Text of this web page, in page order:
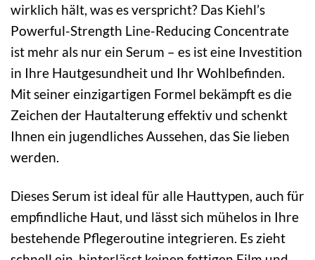
wirklich hält, was es verspricht? Das Kiehl’s
Powerful-Strength Line-Reducing Concentrate
ist mehr als nur ein Serum – es ist eine Investition
in Ihre Hautgesundheit und Ihr Wohlbefinden.
Mit seiner einzigartigen Formel bekämpft es die
Zeichen der Hautalterung effektiv und schenkt
Ihnen ein jugendliches Aussehen, das Sie lieben
werden.
Dieses Serum ist ideal für alle Hauttypen, auch für
empfindliche Haut, und lässt sich mühelos in Ihre
bestehende Pflegeroutine integrieren. Es zieht